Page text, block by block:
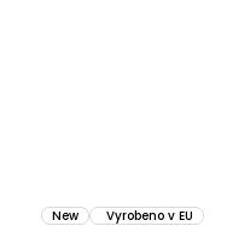
New Vyrobeno v EU